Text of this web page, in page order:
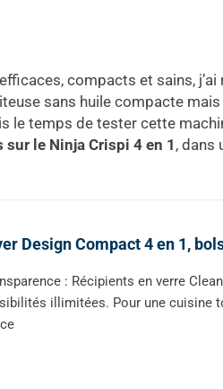
compacts et sains,
sans huile compacte
le temps de tester cette
sur le Ninja Crispi 4 en 1 , dans
Design Compact 4 en 1,
: Récipients en verre
illimitées. Pour une cuisine